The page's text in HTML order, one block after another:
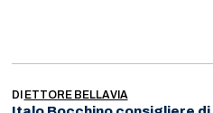
DI ETTORE BELLAVIA